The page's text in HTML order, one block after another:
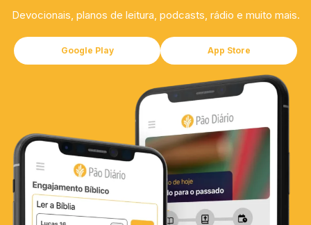
Devocionais, planos de leitura, podcasts, rádio e muito mais.
Google Play App Store